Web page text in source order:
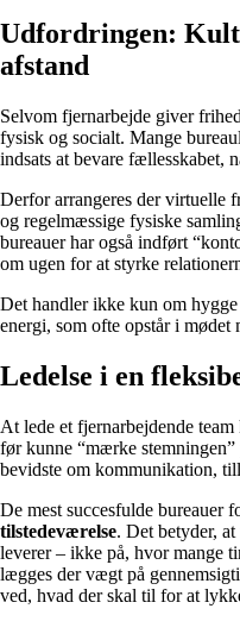
Udfordringen:
afstand
Selvom fjernarbejde giver
fysisk og socialt. Mange
indsats at bevare fællesskabet,
Derfor arrangeres der virtuelle
og regelmæssige fysiske
bureauer har også indført
om ugen for at styrke
Det handler ikke kun om
energi, som ofte opstår i mødet
Ledelse i en
At lede et fjernarbejdende
før kunne “mærke
bevidste om kommunikation,
De mest succesfulde bureauer
tilstedeværelse. Det betyder,
leverer – ikke på, hvor mange
lægges der vægt på
ved, hvad der skal til for at